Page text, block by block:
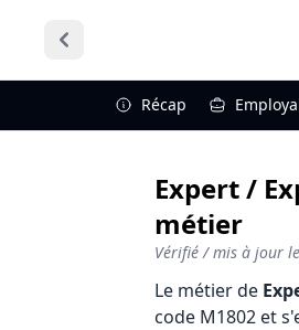
Récap
Expert /
métier
Vérifié / mis à jour le
Le métier de
code M1802 et